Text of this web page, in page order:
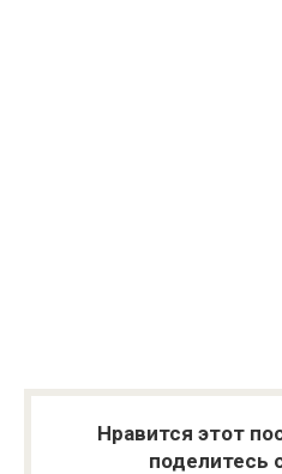
Нравится этот
поделитесь